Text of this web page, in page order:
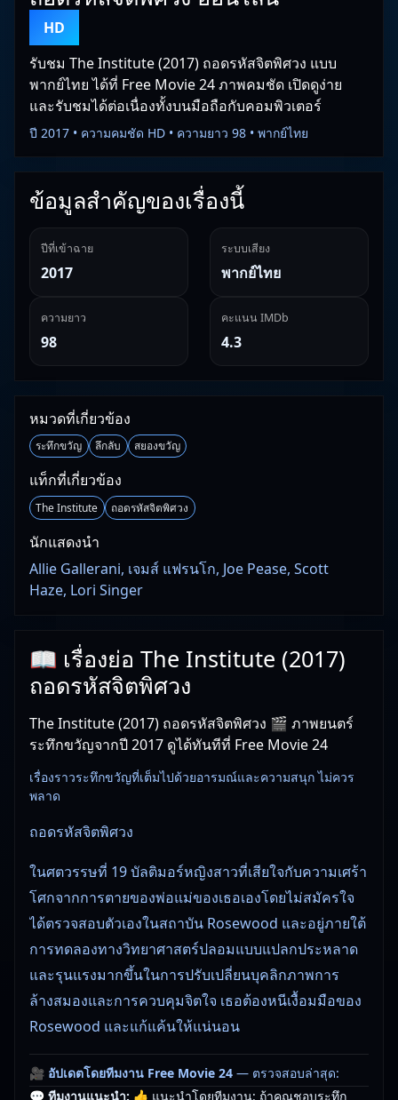
HD
รับชม The Institute (2017) ถอดรหัสจิตพิศวง แบบ
พากย์ไทย ได้ที่ Free Movie 24 ภาพคมชัด เปิดดูง่าย
และรับชมได้ต่อเนื่องทั้งบนมือถือกับคอมพิวเตอร์
ปี 2017 • ความคมชัด HD • ความยาว 98 • พากย์ไทย
ข้อมูลสำคัญของเรื่องนี้
ปีที่เข้าฉาย
2017
ระบบเสียง
พากย์ไทย
ความยาว
98
คะแนน IMDb
4.3
หมวดที่เกี่ยวข้อง
ระทึกขวัญ ลึกลับ สยองขวัญ
แท็กที่เกี่ยวข้อง
The Institute ถอดรหัสจิตพิศวง
นักแสดงนำ
Allie Gallerani, เจมส์ แฟรนโก, Joe Pease, Scott
Haze, Lori Singer
📖 เรื่องย่อ The Institute (2017)
ถอดรหัสจิตพิศวง
The Institute (2017) ถอดรหัสจิตพิศวง 🎬 ภาพยนตร์
ระทึกขวัญจากปี 2017 ดูได้ทันทีที่ Free Movie 24
เรื่องราวระทึกขวัญที่เต็มไปด้วยอารมณ์และความสนุก ไม่ควร
พลาด
ถอดรหัสจิตพิศวง
ในศตวรรษที่ 19 บัลติมอร์หญิงสาวที่เสียใจกับความเศร้า
โศกจากการตายของพ่อแม่ของเธอเองโดยไม่สมัครใจ
ได้ตรวจสอบตัวเองในสถาบัน Rosewood และอยู่ภายใต้
การทดลองทางวิทยาศาสตร์ปลอมแบบแปลกประหลาด
และรุนแรงมากขึ้นในการปรับเปลี่ยนบุคลิกภาพการ
ล้างสมองและการควบคุมจิตใจ เธอต้องหนีเงื้อมมือของ
Rosewood และแก้แค้นให้แน่นอน
🎥 อัปเดตโดยทีมงาน Free Movie 24 — ตรวจสอบล่าสุด:
29/05/2026 |เกี่ยวกับเรา
💬 ทีมงานแนะนำ: 👍 แนะนำโดยทีมงาน: ถ้าคุณชอบระทึก